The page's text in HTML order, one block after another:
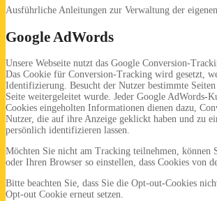
Ausführliche Anleitungen zur Verwaltung der
Google AdWords
Unsere Webseite nutzt das Google Conversion-
Das Cookie für Conversion-Tracking wird gesetzt,
Identifizierung. Besucht der Nutzer bestimmte
Seite weitergeleitet wurde. Jeder Google AdWords-
Cookies eingeholten Informationen dienen dazu,
Nutzer, die auf ihre Anzeige geklickt haben und zu
persönlich identifizieren lassen.
Möchten Sie nicht am Tracking teilnehmen, können
oder Ihren Browser so einstellen, dass Cookies von
Bitte beachten Sie, dass Sie die Opt-out-Cookies
Opt-out Cookie erneut setzen.